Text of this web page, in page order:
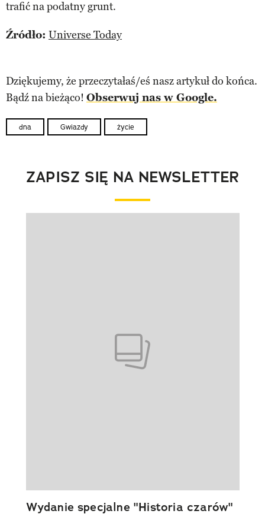
trafić na podatny grunt.
Źródło: Universe Today
Dziękujemy, że przeczytałaś/eś nasz artykuł do końca.
Bądź na bieżąco! Obserwuj nas w Google.
dna Gwiazdy życie
ZAPISZ SIĘ NA NEWSLETTER
Wydanie specjalne "Historia czarów"